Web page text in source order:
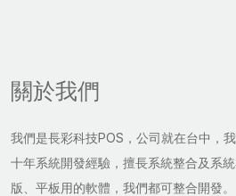
關於我們
我們是長彩科技POS，公司就在台中，
十年系統開發經驗，擅長系統整合及系
版、平板用的軟體，我們都可整合開發。